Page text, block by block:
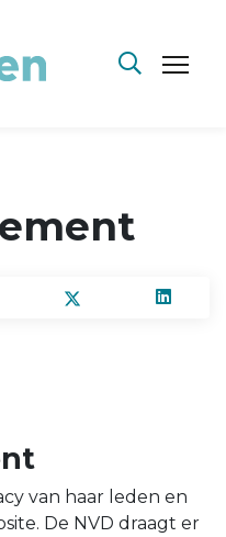
van haar leden en
De NVD draagt er